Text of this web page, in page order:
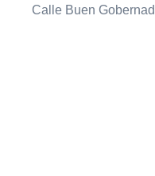
Calle Buen